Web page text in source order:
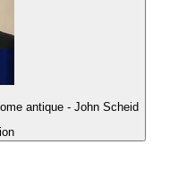
antique - John Scheid